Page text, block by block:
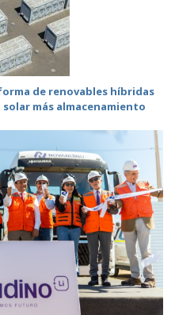
de renovables híbridas
más almacenamiento